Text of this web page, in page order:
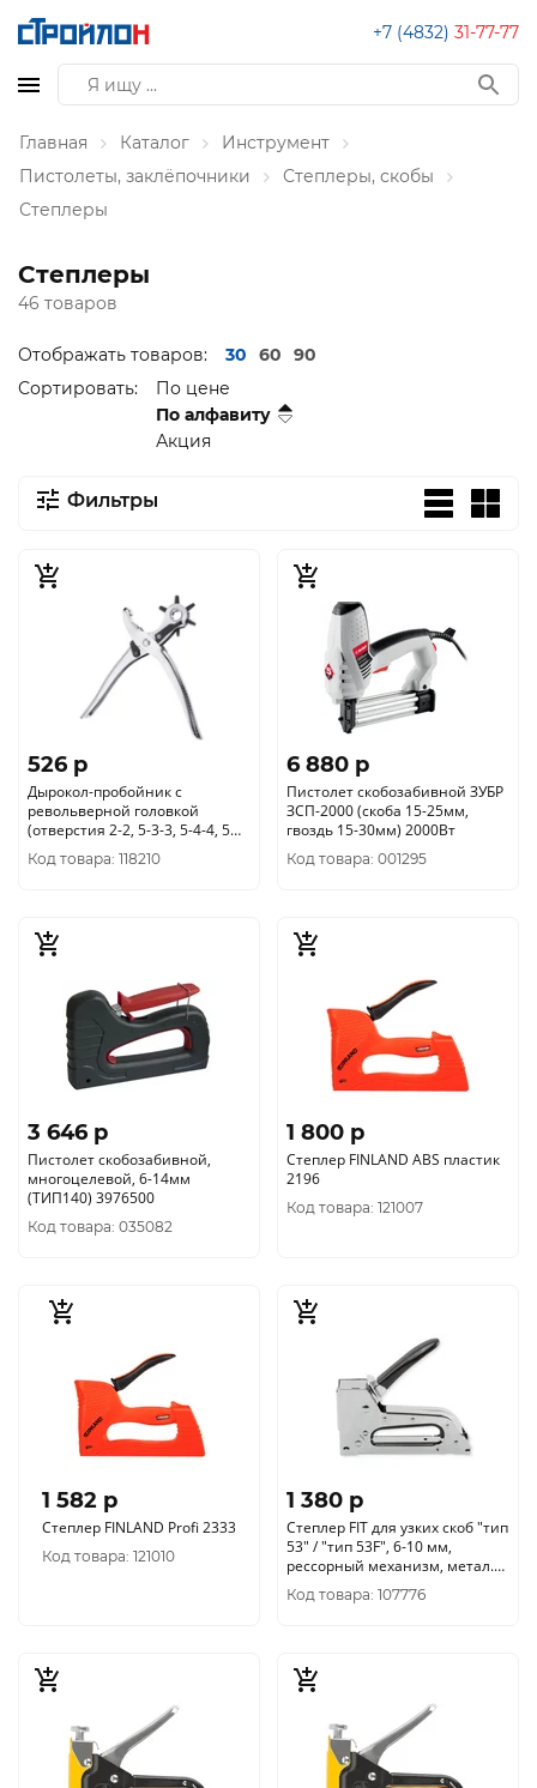
+7 (4832) 31-77-77
Главная Каталог
Инструмент
Пистолеты, заклёпочники
Степлеры, скобы
Степлеры
Степлеры
46 товаров
Отображать товаров: 30 60
90
Сортировать:
По цене
По алфавиту
Акция
Фильтры
526 p
Дырокол-пробойник с
револьверной головкой
(отверстия 2-2, 5-3-3, 5-4-4, 5
мм )
Код товара: 118210
6 880 p
Пистолет скобозабивной ЗУБР
ЗСП-2000 (скоба 15-25мм,
гвоздь 15-30мм) 2000Вт
Код товара: 001295
3 646 p
Пистолет скобозабивной,
многоцелевой, 6-14мм
(ТИП140) 3976500
Код товара: 035082
1 800 p
Степлер FINLAND ABS пластик
2196
Код товара: 121007
1 582 p
Степлер FINLAND Profi 2333
Код товара: 121010
1 380 p
Степлер FIT для узких скоб "тип
53" / "тип 53F", 6-10 мм,
рессорный механизм, метал.
корпус 32146
Код товара: 107776